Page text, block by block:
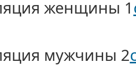
женщины 1
мужчины 2